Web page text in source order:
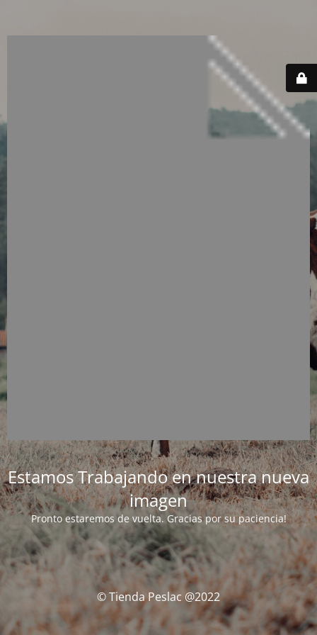
Estamos Trabajando en nuestra nueva
imagen
Pronto estaremos de vuelta. Gracias por su paciencia!
© Tienda Peslac @2022